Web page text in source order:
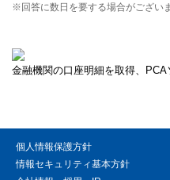
※回答に数日を要する場合がございま
金融機関の口座明細を取得、
個人情報保護方針
情報セキュリティ基本方針